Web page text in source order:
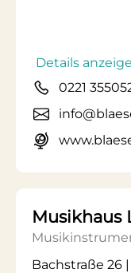
Details
0221
Musikhaus
Bachstraße 26